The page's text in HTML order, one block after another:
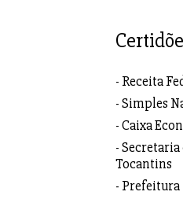
Receita
Simples
Caixa
Secretaria
Tocantins
Prefeitura